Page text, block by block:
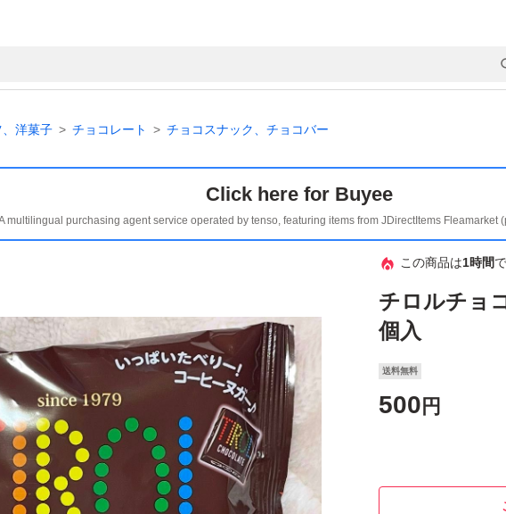
、洋菓子 チョコレート チョコスナック、チョコバー
Click here for Buyee
multilingual purchasing agent service operated by tenso, featuring items from JDirectItems Fleamarket
この商品は1時間
チロルチョ
個入
送料無料
500 円